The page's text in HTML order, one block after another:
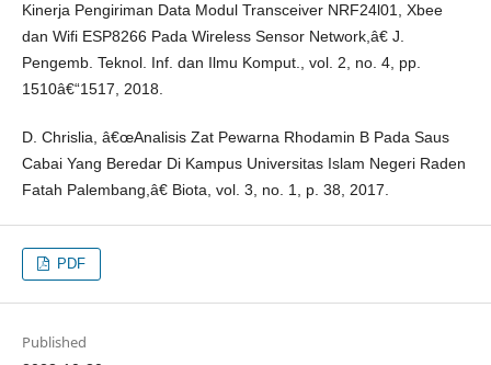
Kinerja Pengiriman Data Modul Transceiver NRF24l01, Xbee
dan Wifi ESP8266 Pada Wireless Sensor Network,â€ J.
Pengemb. Teknol. Inf. dan Ilmu Komput., vol. 2, no. 4, pp.
1510â€“1517, 2018.
D. Chrislia, â€œAnalisis Zat Pewarna Rhodamin B Pada Saus
Cabai Yang Beredar Di Kampus Universitas Islam Negeri Raden
Fatah Palembang,â€ Biota, vol. 3, no. 1, p. 38, 2017.
PDF
Published